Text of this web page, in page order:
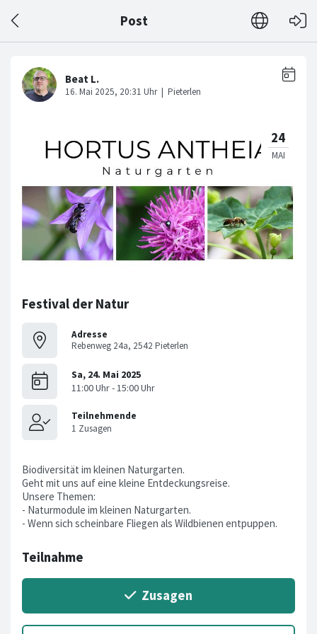
Post
Festival der Natur
Adresse
Rebenweg 24a, 2542 Pieterlen
Biodiversität im kleinen Naturgarten.
Geht mit uns auf eine kleine Entdeckungsreise.
Unsere Themen:
- Naturmodule im kleinen Naturgarten.
- Wenn sich scheinbare Fliegen als Wildbienen entpuppen.